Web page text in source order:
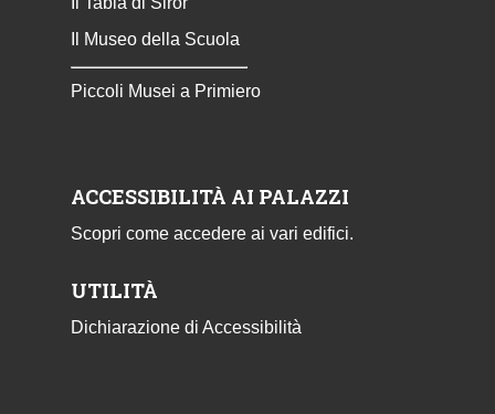
Il Museo della Scuola
Piccoli Musei a Primiero
ACCESSIBILITÀ AI PALAZZI
Scopri come accedere ai vari edifici.
UTILITÀ
Dichiarazione di Accessibilità